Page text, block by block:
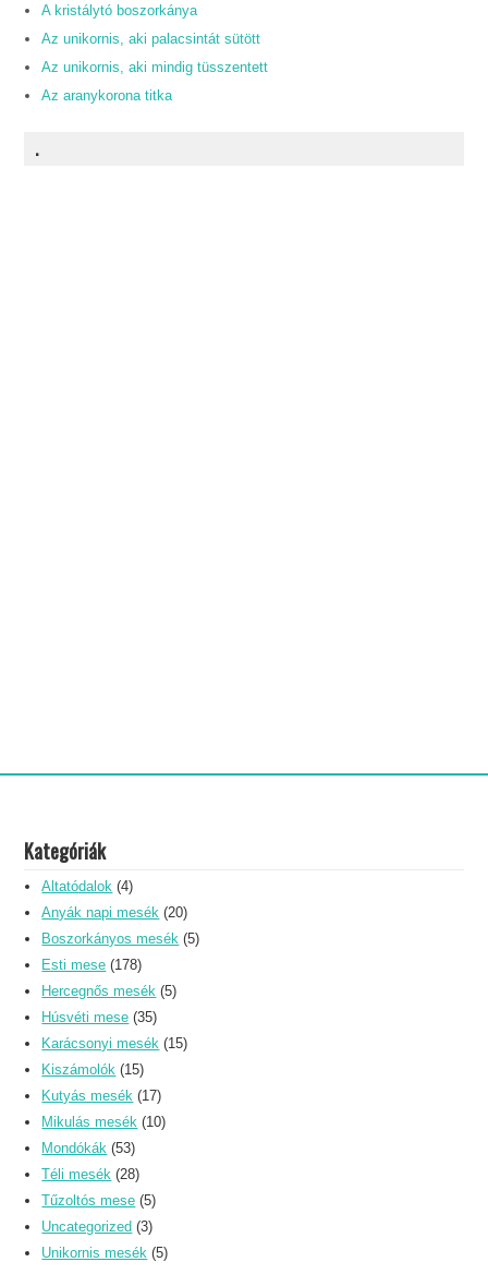
A kristálytó boszorkánya
Az unikornis, aki palacsintát sütött
Az unikornis, aki mindig tüsszentett
Az aranykorona titka
.
Kategóriák
Altatódalok (4)
Anyák napi mesék (20)
Boszorkányos mesék (5)
Esti mese (178)
Hercegnős mesék (5)
Húsvéti mese (35)
Karácsonyi mesék (15)
Kiszámolók (15)
Kutyás mesék (17)
Mikulás mesék (10)
Mondókák (53)
Téli mesék (28)
Tűzoltós mese (5)
Uncategorized (3)
Unikornis mesék (5)